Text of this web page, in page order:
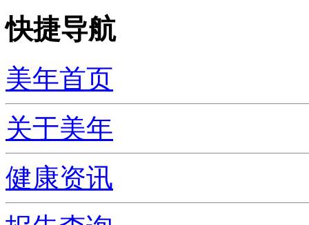
快捷导航
美年首页
关于美年
健康资讯